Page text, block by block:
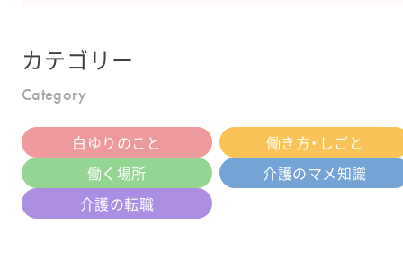
カテゴリー
Category
白ゆりのこと
働き方・しごと
働く場所
介護のマメ知識
介護の転職